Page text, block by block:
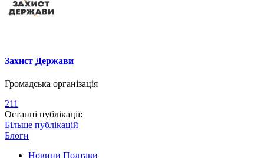
Захист Держави
Громадська організація
211
Останні публікації:
Більше публікацій
Блоги
Новини Полтави